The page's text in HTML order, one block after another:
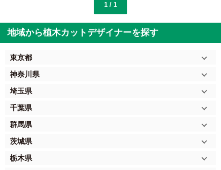
1 / 1
地域から植木カットデザイナーを探す
東京都
神奈川県
埼玉県
千葉県
群馬県
茨城県
栃木県